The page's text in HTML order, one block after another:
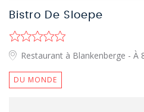
Bistro De Sloepe
Restaurant à Blankenberge - À
DU MONDE